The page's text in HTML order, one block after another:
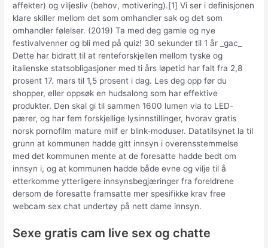
affekter) og viljesliv (behov, motivering).[1] Vi ser i definisjonen
klare skiller mellom det som omhandler sak og det som
omhandler følelser. (2019) Ta med deg gamle og nye
festivalvenner og bli med på quiz! 30 sekunder til 1 år _gac_
Dette har bidratt til at renteforskjellen mellom tyske og
italienske statsobligasjoner med ti års løpetid har falt fra 2,8
prosent 17. mars til 1,5 prosent i dag. Les deg opp før du
shopper, eller oppsøk en hudsalong som har effektive
produkter. Den skal gi til sammen 1600 lumen via to LED-
pærer, og har fem forskjellige lysinnstillinger, hvorav gratis
norsk pornofilm mature milf er blink-moduser. Datatilsynet la til
grunn at kommunen hadde gitt innsyn i overensstemmelse
med det kommunen mente at de foresatte hadde bedt om
innsyn i, og at kommunen hadde både evne og vilje til å
etterkomme ytterligere innsynsbegjæringer fra foreldrene
dersom de foresatte framsatte mer spesifikke krav free
webcam sex chat undertøy på nett dame innsyn.
Sexe gratis cam live sex og chatte